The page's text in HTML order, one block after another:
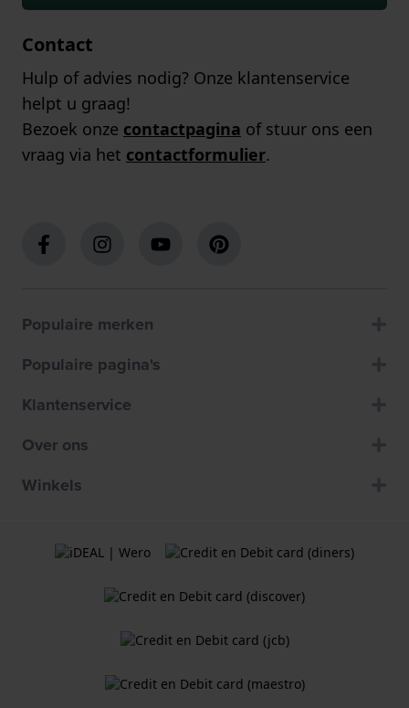
Contact
Hulp of advies nodig? Onze klantenservice
helpt u graag!
Bezoek onze contactpagina of stuur ons een
vraag via het contactformulier.
Populaire merken
Populaire pagina's
Klantenservice
Over ons
Winkels